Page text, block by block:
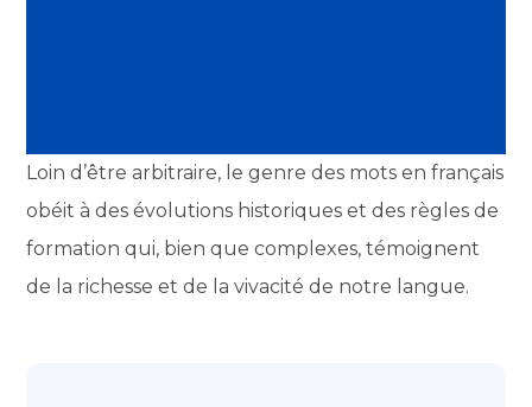
Loin d’être arbitraire, le genre des mots en français
obéit à des évolutions historiques et des règles de
formation qui, bien que complexes, témoignent
de la richesse et de la vivacité de notre langue.